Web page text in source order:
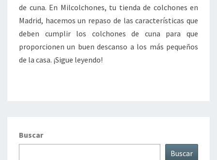
de cuna. En Milcolchones, tu tienda de colchones en
Madrid, hacemos un repaso de las características que
deben cumplir los colchones de cuna para que
proporcionen un buen descanso a los más pequeños
de la casa. ¡Sigue leyendo!
Buscar
Buscar